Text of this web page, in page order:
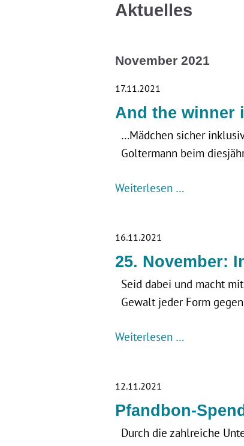
Aktuelles
November 2021
17.11.2021
And the winner
…Mädchen sicher
Goltermann beim
Weiterlesen …
16.11.2021
25. November:
Seid dabei und macht
Gewalt jeder Form
Weiterlesen …
12.11.2021
Pfandbon-
Durch die zahlreiche